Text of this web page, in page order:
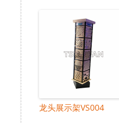
龙头展示架VS004